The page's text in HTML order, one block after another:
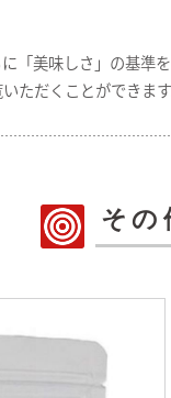
「美味しさ」の基準
ただくことができます
その